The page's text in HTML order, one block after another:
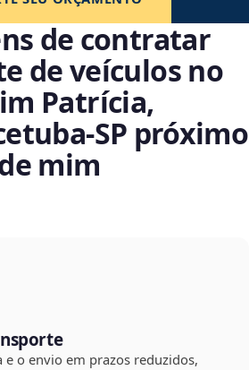
de contratar
de veículos no
Patrícia,
próximo
mim
e o envio em prazos reduzidos,